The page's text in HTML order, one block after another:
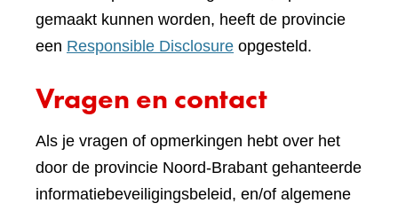
gemaakt kunnen worden, heeft de provincie
een Responsible Disclosure opgesteld.
Vragen en contact
Als je vragen of opmerkingen hebt over het
door de provincie Noord-Brabant gehanteerde
informatiebeveiligingsbeleid, en/of algemene